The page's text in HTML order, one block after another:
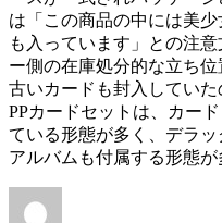
は「この商品の中には美
も入っています」との注
ー側の在庫処分的な立ち
古いカードも封入していた
PPカードセットは、カー
ている形態が多く、デラ
アルバムも付属する形態が